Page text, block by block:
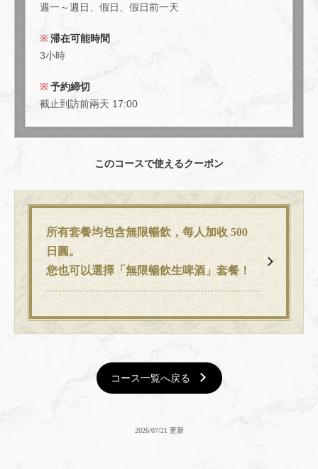
週一～週日、假日、假日前一天
滞在可能時間
3小時
予約締切
截止到訪前兩天 17:00
このコースで使えるクーポン
所有套餐均包含無限暢飲，每人加收 500
日圓。
您也可以選擇「無限暢飲生啤酒」套餐！
コース一覧へ戻る
2026/07/21 更新